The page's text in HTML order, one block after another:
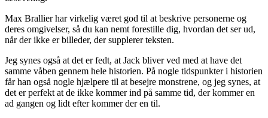
Max Brallier har virkelig været god til at beskrive personerne og
deres omgivelser, så du kan nemt forestille dig, hvordan det ser ud,
når der ikke er billeder, der supplerer teksten.
Jeg synes også at det er fedt, at Jack bliver ved med at have det
samme våben gennem hele historien. På nogle tidspunkter i historien
får han også nogle hjælpere til at besejre monstrene, og jeg synes, at
det er perfekt at de ikke kommer ind på samme tid, der kommer en
ad gangen og lidt efter kommer der en til.